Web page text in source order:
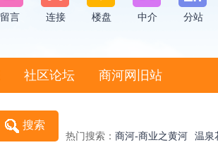
留言 连接 楼盘 中介 分站
社区论坛 商河网旧站
热门搜索： 商河-商业之黄河 温泉